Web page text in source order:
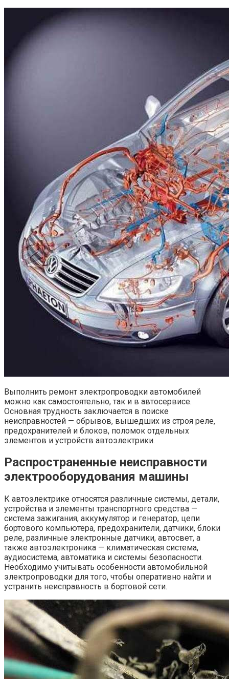
Выполнить ремонт электропроводки автомобилей
можно как самостоятельно, так и в автосервисе.
Основная трудность заключается в поиске
неисправностей — обрывов, вышедших из строя реле,
предохранителей и блоков, поломок отдельных
элементов и устройств автоэлектрики.
Распространенные неисправности
электрооборудования машины
К автоэлектрике относятся различные системы, детали,
устройства и элементы транспортного средства —
система зажигания, аккумулятор и генератор, цепи
бортового компьютера, предохранители, датчики, блоки
реле, различные электронные датчики, автосвет, а
также автоэлектроника — климатическая система,
аудиосистема, автоматика и системы безопасности.
Необходимо учитывать особенности автомобильной
электропроводки для того, чтобы оперативно найти и
устранить неисправность в бортовой сети.